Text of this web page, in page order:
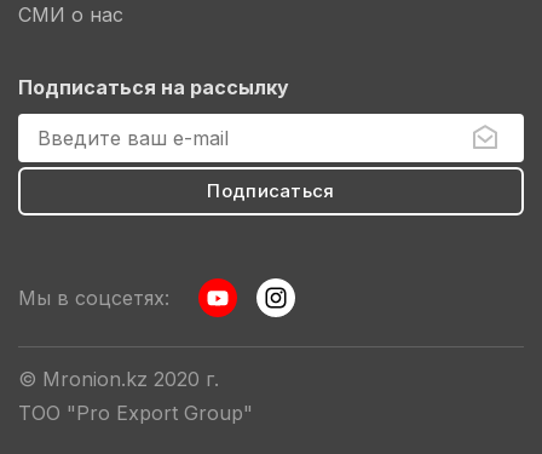
СМИ о нас
Подписаться на рассылку
© Mronion.kz 2020 г.
ТОО "Pro Export Group"
Мы в соцсетях: